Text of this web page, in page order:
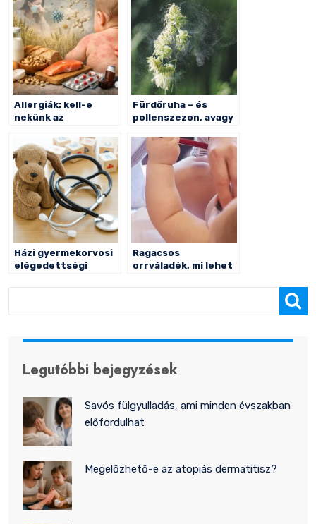
Allergiák: kell-e
nekünk az
Fürdőruha – és
pollenszezon, avagy
nyarat az
életmódváltással
Házi gyermekorvosi
elégedettségi
Ragacsos
orrváladék, mi lehet
Legutóbbi bejegyzések
Savós fülgyulladás, ami minden évszakban
előfordulhat
Megelőzhető-e az atopiás dermatitisz?